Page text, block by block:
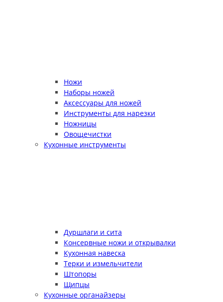
Ножи
Наборы ножей
Аксессуары для ножей
Инструменты для нарезки
Ножницы
Овощечистки
Кухонные инструменты
Дуршлаги и сита
Консервные ножи и открывалки
Кухонная навеска
Терки и измельчители
Штопоры
Щипцы
Кухонные органайзеры